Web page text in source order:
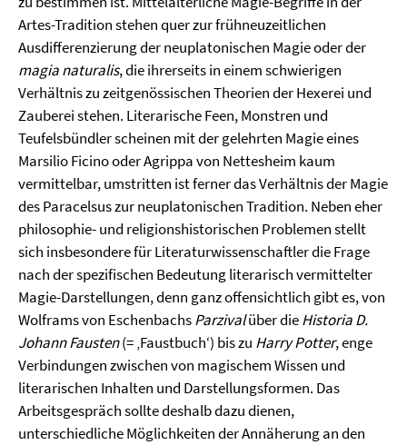
Artes-Tradition stehen quer zur frühneuzeitlichen
Ausdifferenzierung der neuplatonischen Magie oder der
magia naturalis, die ihrerseits in einem schwierigen
Verhältnis zu zeitgenössischen Theorien der Hexerei und
Zauberei stehen. Literarische Feen, Monstren und
Teufelsbündler scheinen mit der gelehrten Magie eines
Marsilio Ficino oder Agrippa von Nettesheim kaum
vermittelbar, umstritten ist ferner das Verhältnis der Magie
des Paracelsus zur neuplatonischen Tradition. Neben eher
philosophie- und religionshistorischen Problemen stellt
sich insbesondere für Literaturwissenschaftler die Frage
nach der spezifischen Bedeutung literarisch vermittelter
Magie-Darstellungen, denn ganz offensichtlich gibt es, von
Wolframs von EschenbachsParzivalüber dieHistoria D.
Johann Fausten(= ‚Faustbuch‘) bis zu Harry Potter, enge
Verbindungen zwischen von magischem Wissen und
literarischen Inhalten und Darstellungsformen. Das
Arbeitsgespräch sollte deshalb dazu dienen,
unterschiedliche Möglichkeiten der Annäherung an den